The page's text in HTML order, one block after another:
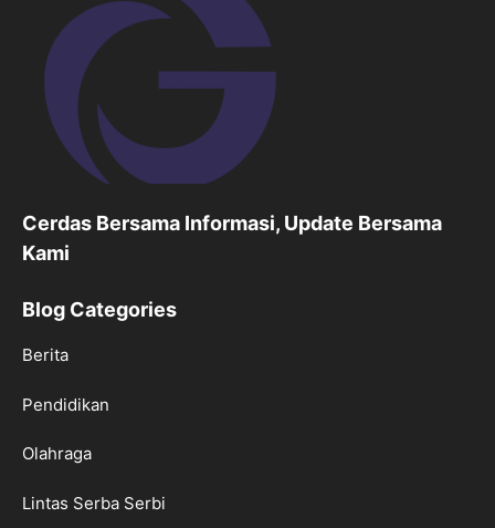
Cerdas Bersama Informasi, Update Bersama
Kami
Blog Categories
Berita
Pendidikan
Olahraga
Lintas Serba Serbi